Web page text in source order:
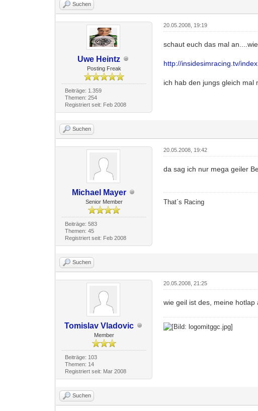
Suchen
Uwe Heintz
Posting Freak
Beiträge: 1.359
Themen: 254
Registriert seit: Feb 2008
20.05.2008, 19:19
schaut euch das mal
http://insidesimracing.tv/
ich hab den jungs gleich mal
Suchen
Michael Mayer
Senior Member
Beiträge: 583
Themen: 45
Registriert seit: Feb 2008
20.05.2008, 19:42
da sag ich nur mega geiler
That´s Racing
Suchen
Tomislav Vladovic
Member
Beiträge: 103
Themen: 14
Registriert seit: Mar 2008
20.05.2008, 21:25
wie geil ist des, meine
Suchen